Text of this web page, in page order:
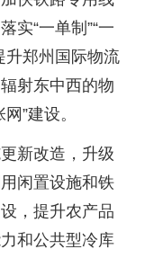
实“一单制”“一
升郑州国际物流
射东中西的物
”建设。
新改造，升级
闲置设施和铁
，提升农产品
和公共型冷库